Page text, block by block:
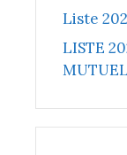
Liste
LISTE